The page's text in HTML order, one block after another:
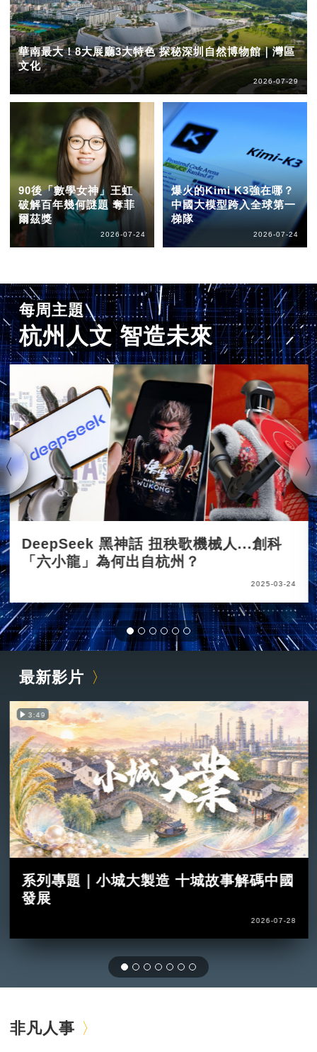
華南最大！8大展廳3大特色 探秘深圳自然博物館｜灣區
文化
2026-07-29
90後「數學女神」王虹
破解百年幾何謎題 奪菲
爾茲獎
2026-07-24
爆火的Kimi K3強在哪？
中國大模型跨入全球第一
梯隊
2026-07-24
每周主題
杭州人文 智造未來
DeepSeek 黑神話 扭秧歌機械人...創科
「六小龍」為何出自杭州？
2025-03-24
最新影片
3:49
系列專題｜小城大製造 十城故事解碼中國
發展
2026-07-28
非凡人事